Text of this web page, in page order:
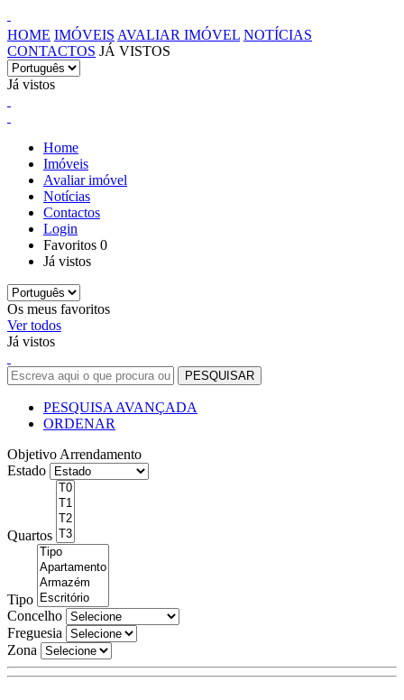
HOME IMÓVEIS AVALIAR IMÓVEL NOTÍCIAS
CONTACTOS JÁ VISTOS
Já vistos
Home
Imóveis
Avaliar imóvel
Notícias
Contactos
Login
Favoritos 0
Já vistos
Os meus favoritos
Ver todos
Já vistos
PESQUISA AVANÇADA
ORDENAR
Objetivo Arrendamento
Estado
Quartos
Tipo
Concelho
Freguesia
Zona